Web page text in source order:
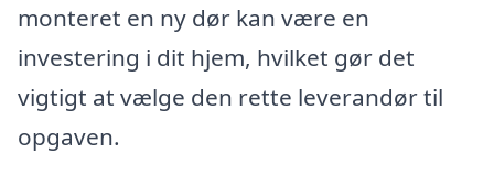
monteret en ny dør kan være en
investering i dit hjem, hvilket gør det
vigtigt at vælge den rette leverandør til
opgaven.